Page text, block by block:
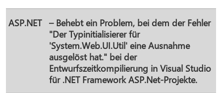
ASP.NET
– Behebt ein Problem, bei dem der Fehler
"Der Typinitialisierer für
'System.Web.UI.Util' eine Ausnahme
ausgelöst hat." bei der
Entwurfszeitkompilierung in Visual Studio
für .NET Framework ASP.Net-Projekte.